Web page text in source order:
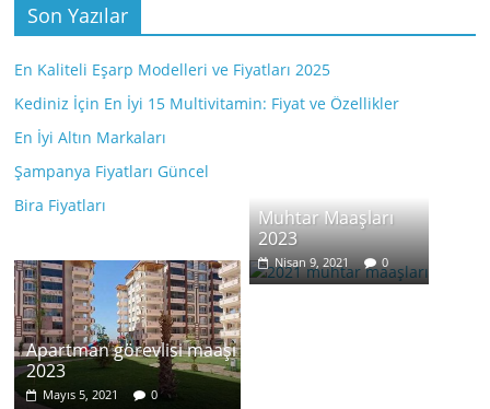
Son Yazılar
En Kaliteli Eşarp Modelleri ve Fiyatları 2025
Kediniz İçin En İyi 15 Multivitamin: Fiyat ve Özellikler
En İyi Altın Markaları
Şampanya Fiyatları Güncel
Bira Fiyatları
Apartman görevlisi maaşı
2023
Mayıs 5, 2021 0
Muhtar Maaşları
2023
Nisan 9, 2021 0